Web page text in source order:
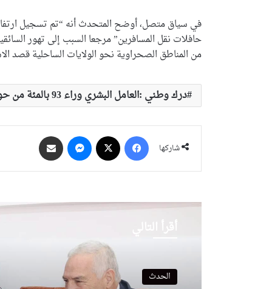
في سياق متصل، أوضح المتحدث أنه “تم تسجيل
حافلات نقل المسافرين” مرجعا السبب إلى تهور
من المناطق الصحراوية نحو الولايات الساحلية قصد
درك وطني :العامل البشري وراء 93 بالمئة من حوادث المرور
شاركها
الحدث